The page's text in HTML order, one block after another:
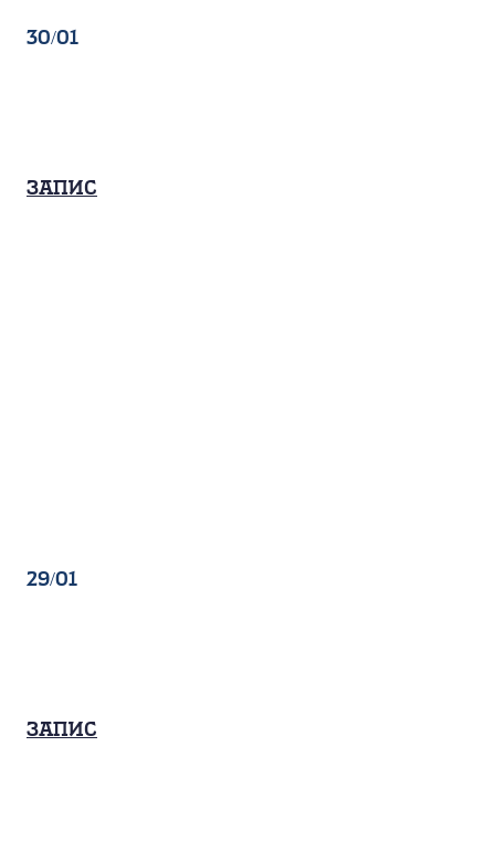
30/01
Запис
29/01
Запис